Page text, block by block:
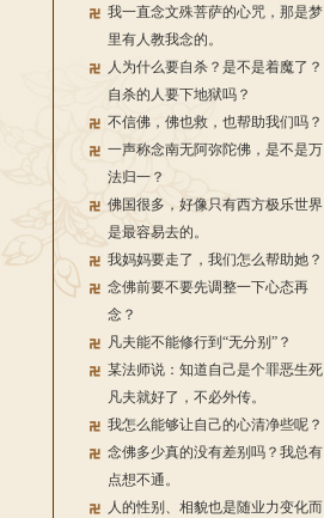
我一直念文殊菩萨的心咒，那是梦
里有人教我念的。
人为什么要自杀？是不是着魔了？
自杀的人要下地狱吗？
不信佛，佛也救，也帮助我们吗？
一声称念南无阿弥陀佛，是不是万
法归一？
佛国很多，好像只有西方极乐世界
是最容易去的。
我妈妈要走了，我们怎么帮助她？
念佛前要不要先调整一下心态再
念？
凡夫能不能修行到“无分别”？
某法师说：知道自己是个罪恶生死
凡夫就好了，不必外传。
我怎么能够让自己的心清净些呢？
念佛多少真的没有差别吗？我总有
点想不通。
人的性别、相貌也是随业力变化而